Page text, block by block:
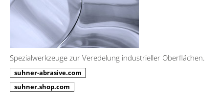
Spezialwerkzeuge zur Veredelung industrieller Oberflächen.
suhner-abrasive.com
suhner.shop.com